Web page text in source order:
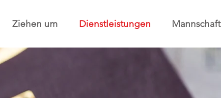
Ziehen um Dienstleistungen Mannschaft